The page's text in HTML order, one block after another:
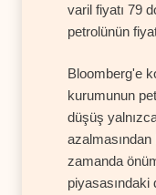
varil fiyatı 79
petrolünün
Bloomberg'e
kurumunun
düşüş
azalmasından
zamanda
piyasasındaki